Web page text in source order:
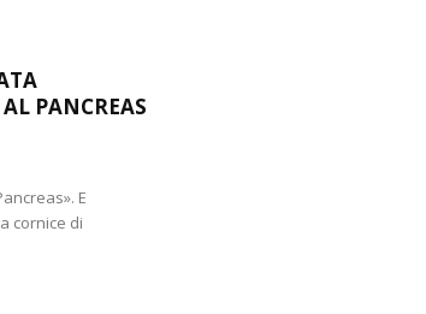
PANCREAS
E
cornice di